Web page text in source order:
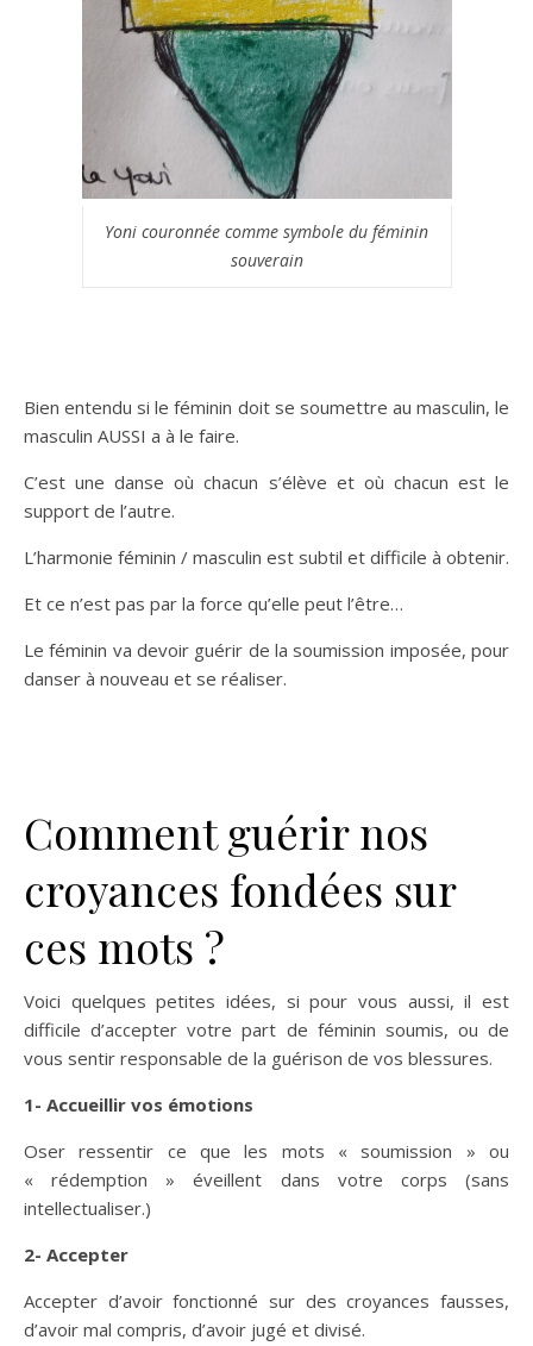
Yoni couronnée comme symbole du féminin
souverain
Bien entendu si le féminin doit se soumettre au masculin, le
masculin AUSSI a à le faire.
C’est une danse où chacun s’élève et où chacun est le
support de l’autre.
L’harmonie féminin / masculin est subtil et difficile à obtenir.
Et ce n’est pas par la force qu’elle peut l’être…
Le féminin va devoir guérir de la soumission imposée, pour
danser à nouveau et se réaliser.
Comment guérir nos
croyances fondées sur
ces mots ?
Voici quelques petites idées, si pour vous aussi, il est
difficile d’accepter votre part de féminin soumis, ou de
vous sentir responsable de la guérison de vos blessures.
1- Accueillir vos émotions
Oser ressentir ce que les mots « soumission » ou
« rédemption » éveillent dans votre corps (sans
intellectualiser.)
2- Accepter
Accepter d’avoir fonctionné sur des croyances fausses,
d’avoir mal compris, d’avoir jugé et divisé.